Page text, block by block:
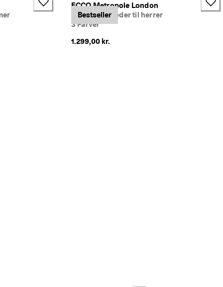
Bestseller
ECCO Metropole London
Derbysko i læder til herrer
3 Farver
1.299,00 kr.